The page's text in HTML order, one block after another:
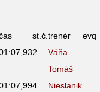
st.č. trenér
evq
2
Váňa
Tomáš
4
Nieslanik